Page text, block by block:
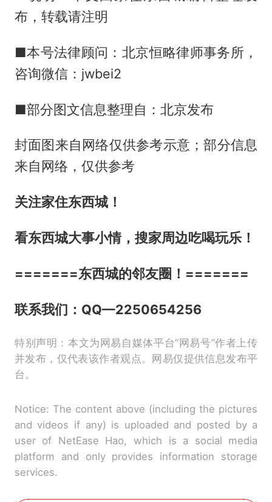
布，转载请注明
■本号法律顾问：北京恒略律师事务所，
咨询微信：jwbei2
■部分图文信息整理自：北京发布
封面图来自网络仅供参考示意；部分信息
来自网络，仅供参考
关注家住东西城！
看东西城大事小情，搜家周边吃喝玩乐！
=======东西城的邻友圈！ =======
联系我们：QQ—2250654256
特别声明：本文为网易自媒体平台“网易号”作者上传
并发布，仅代表该作者观点。网易仅提供信息发布平
台。
Notice: The content above (including the pictures
and videos if any) is uploaded and posted by a
user of NetEase Hao, which is a social media
platform and only provides information storage
services.